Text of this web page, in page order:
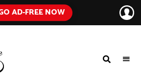
AD-FREE NOW